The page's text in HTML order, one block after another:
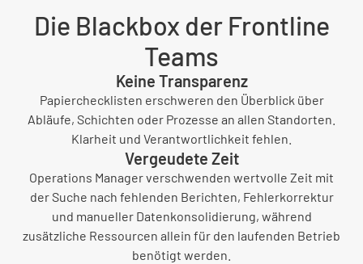
Die Blackbox der Frontline
Teams
Keine Transparenz
Papierchecklisten erschweren den Überblick über
Abläufe, Schichten oder Prozesse an allen Standorten.
Klarheit und Verantwortlichkeit fehlen.
Vergeudete Zeit
Operations Manager verschwenden wertvolle Zeit mit
der Suche nach fehlenden Berichten, Fehlerkorrektur
und manueller Datenkonsolidierung, während
zusätzliche Ressourcen allein für den laufenden Betrieb
benötigt werden.